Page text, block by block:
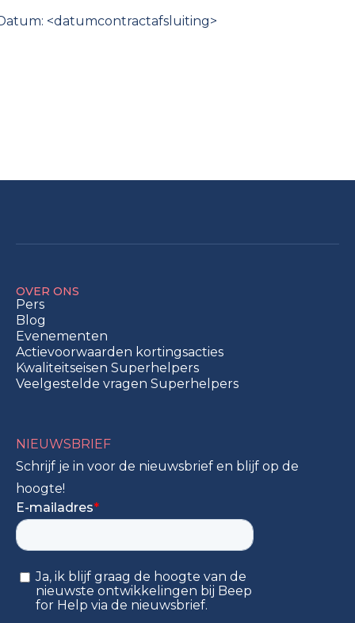
<datumcontractafsluiting>
OVER ONS
Pers
Blog
Evenementen
Actievoorwaarden kortingsacties
Kwaliteitseisen Superhelpers
Veelgestelde vragen Superhelpers
NIEUWSBRIEF
Schrijf je in voor de nieuwsbrief en blijf op de
hoogte!